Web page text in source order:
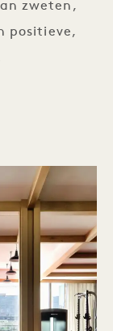
zweten,
positieve,